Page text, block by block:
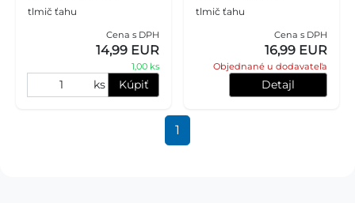
tlmič ťahu
Cena s DPH
14,99 EUR
1,00 ks
ks Kúpiť
tlmič ťahu
Cena s DPH
16,99 EUR
Objednané u dodavateľa
Detajl
1